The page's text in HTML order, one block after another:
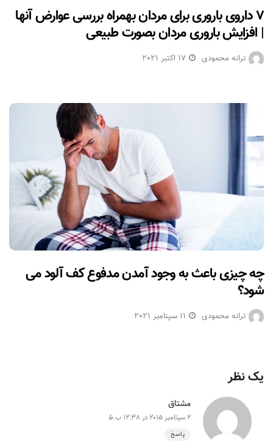
۷ داروی باروری برای مردان بهمراه بررسی عوارض آنها
| افزایش باروری مردان بصورت طبیعی
ترانه محمودی 17 اکتبر 2021
چه چیزی باعث به وجود آمدن مدفوع کف آلود می
شود؟
ترانه محمودی 11 سپتامبر 2021
یک نظر
مشتاق
2 سپتامبر 2015 در 12:38 ب.ظ
پاسخ